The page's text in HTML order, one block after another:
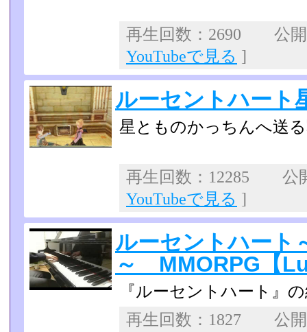
再生回数：2690 公
YouTubeで見る ]
ルーセントハート
星とものかっちんへ送
再生回数：12285
YouTubeで見る ]
ルーセントハート
～ MMORPG【
『ルーセントハート』
再生回数：1827 公